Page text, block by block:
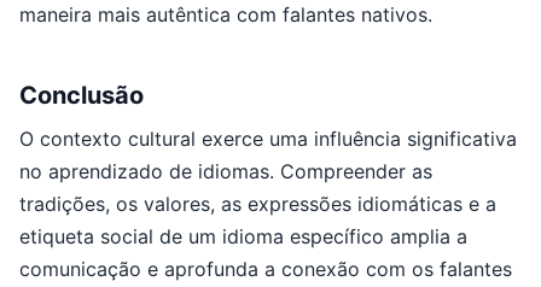
maneira mais autêntica com falantes nativos.
Conclusão
O contexto cultural exerce uma influência significativa
no aprendizado de idiomas. Compreender as
tradições, os valores, as expressões idiomáticas e a
etiqueta social de um idioma específico amplia a
comunicação e aprofunda a conexão com os falantes